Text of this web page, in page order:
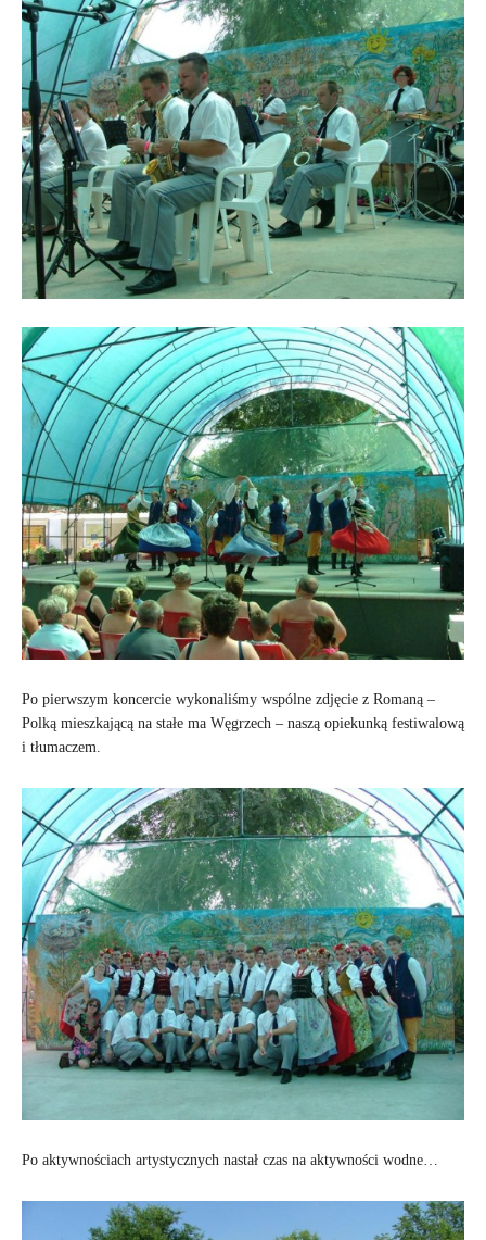
Po pierwszym koncercie wykonaliśmy wspólne zdjęcie z Romaną –
Polką mieszkającą na stałe ma Węgrzech – naszą opiekunką festiwalową
i tłumaczem.
Po aktywnościach artystycznych nastał czas na aktywności wodne…